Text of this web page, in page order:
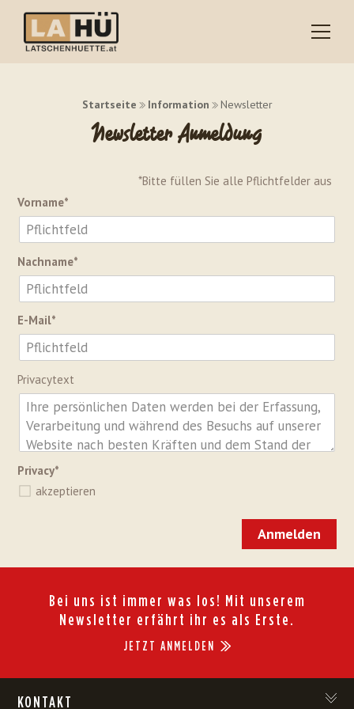
Startseite Information Newsletter
Newsletter Anmeldung
*Bitte füllen Sie alle Pflichtfelder aus
Vorname*
Nachname*
E-Mail*
Privacytext
Privacy*
akzeptieren
Anmelden
Bei uns ist immer was los! Mit unserem
Newsletter erfährt ihr es als Erste.
JETZT ANMELDEN
KONTAKT